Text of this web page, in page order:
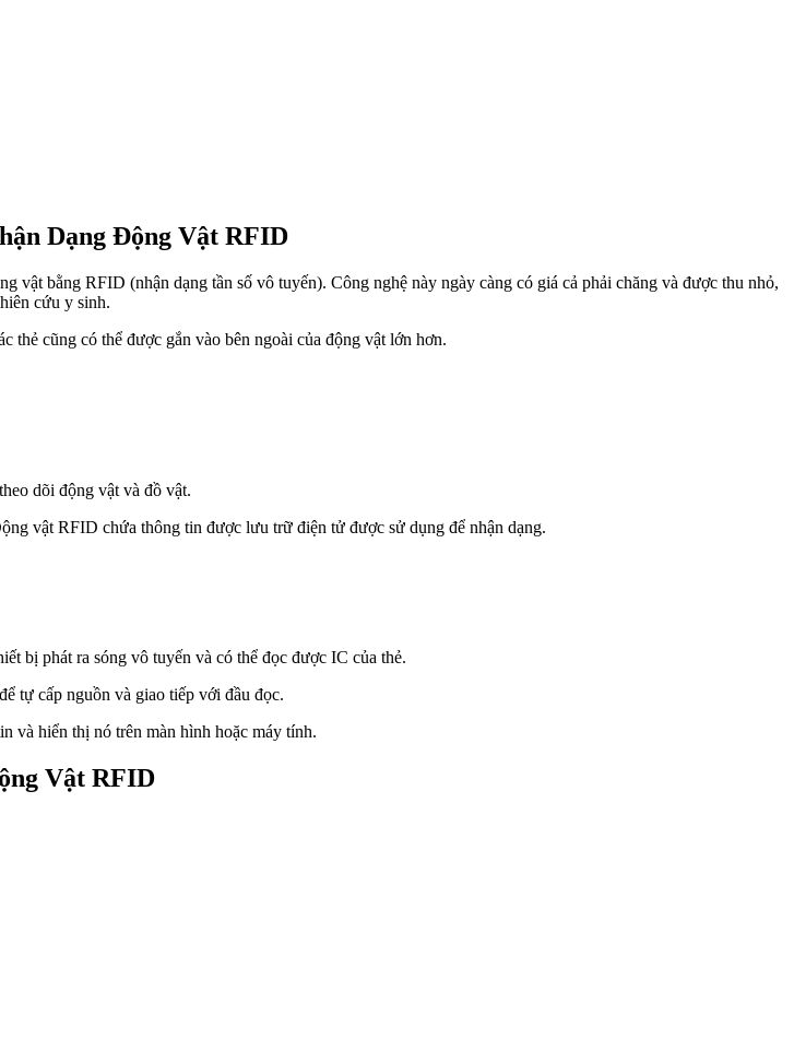
Dạng Động Vật RFID
vật bằng RFID (nhận dạng tần số vô tuyến). Công nghệ này ngày càng có giá cả phải chăng và được thu nhỏ,
cứu y sinh.
thẻ cũng có thể được gắn vào bên ngoài của động vật lớn hơn.
dõi động vật và đồ vật.
vật RFID chứa thông tin được lưu trữ điện tử được sử dụng để nhận dạng.
bị phát ra sóng vô tuyến và có thể đọc được IC của thẻ.
tự cấp nguồn và giao tiếp với đầu đọc.
và hiển thị nó trên màn hình hoặc máy tính.
Vật RFID